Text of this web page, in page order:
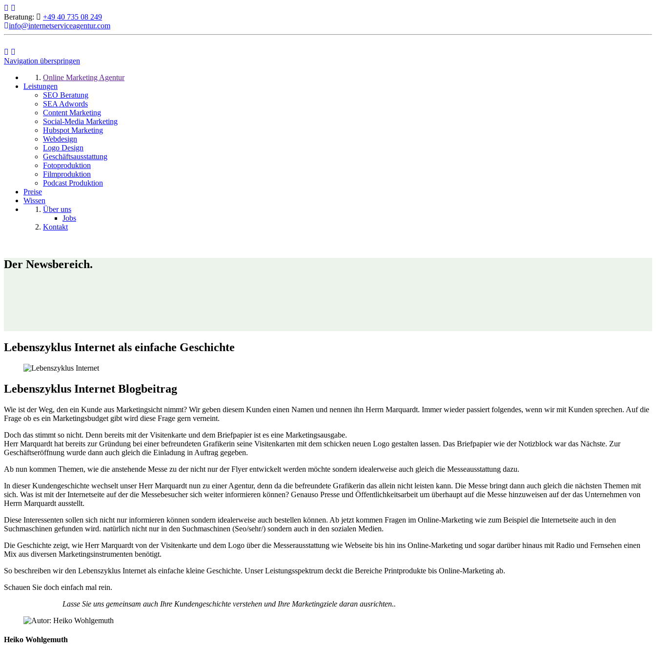
Beratung:
+49 40 735 08 249
info@internetserviceagentur.com
Navigation überspringen
Online Marketing Agentur
Leistungen
SEO Beratung
SEA Adwords
Content Marketing
Social-Media Marketing
Hubspot Marketing
Webdesign
Logo Design
Geschäftsausstattung
Fotoproduktion
Filmproduktion
Podcast Produktion
Preise
Wissen
Über uns
Jobs
Kontakt
Der Newsbereich.
Lebenszyklus Internet als einfache Geschichte
Lebenszyklus Internet Blogbeitrag
Wie ist der Weg, den ein Kunde aus Marketingsicht nimmt? Wir geben diesem Kunden einen Namen und nennen ihn Herrn Marquardt. Immer wieder passiert folgendes, wenn wir mit Kunden sprechen. Auf die
Frage ob es ein Marketingsbudget gibt wird diese Frage gern verneint.
Doch das stimmt so nicht. Denn bereits mit der Visitenkarte und dem Briefpapier ist es eine Marketingsausgabe.
Herr Marquardt hat bereits zur Gründung bei einer befreundeten Grafikerin seine Visitenkarten mit dem schicken neuen Logo gestalten lassen. Das Briefpapier wie der Notizblock war das Nächste. Zur
Geschäftseröffnung wurde dann auch gleich die Einladung in Auftrag gegeben.
Ab nun kommen Themen, wie die anstehende Messe zu der nicht nur der Flyer entwickelt werden möchte sondern idealerweise auch gleich die Messeausstattung dazu.
In dieser Kundengeschichte wechselt unser Herr Marquardt nun zu einer Agentur, denn da die befreundete Grafikerin das allein nicht leisten kann. Die Messe bringt dann auch gleich die nächsten Themen mit
sich. Was ist mit der Internetseite auf der die Messebesucher sich weiter informieren können? Genauso Presse und Öffentlichkeitsarbeit um überhaupt auf die Messe hinzuweisen auf der das Unternehmen von
Herrn Marquardt ausstellt.
Diese Interessenten sollen sich nicht nur informieren können sondern idealerweise auch bestellen können. Ab jetzt kommen Fragen im Online-Marketing wie zum Beispiel die Internetseite auch in den
Suchmaschinen gefunden wird. natürlich nicht nur in den Suchmaschinen (Seo/sehr/) sondern auch in den sozialen Medien.
Die Geschichte zeigt, wie Herr Marquardt von der Visitenkarte und dem Logo über die Messerausstattung wie Webseite bis hin ins Online-Marketing und sogar darüber hinaus mit Radio und Fernsehen einen
Mix aus diversen Marketingsinstrumenten benötigt.
So beschreiben wir den Lebenszyklus Internet als einfache kleine Geschichte. Unser Leistungsspektrum deckt die Bereiche Printprodukte bis Online-Marketing ab.
Schauen Sie doch einfach mal rein.
Lasse Sie uns gemeinsam auch Ihre Kundengeschichte verstehen und Ihre Marketingziele daran ausrichten..
Heiko Wohlgemuth